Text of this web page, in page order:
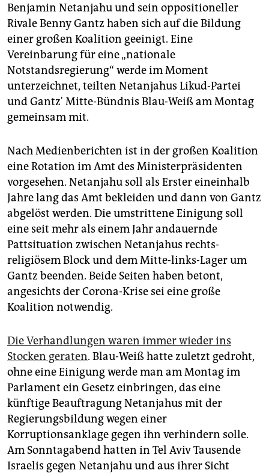
unterstützen
abo
genossenschaft
epaper login
Benjamin Netanjahu und sein oppositioneller
Rivale Benny Gantz haben sich auf die Bildung
einer großen Koalition geeinigt. Eine
Vereinbarung für eine „nationale
Notstandsregierung“ werde im Moment
unterzeichnet, teilten Netanjahus Likud-Partei
und Gantz' Mitte-Bündnis Blau-Weiß am Montag
gemeinsam mit.
Nach Medienberichten ist in der großen Koalition
eine Rotation im Amt des Ministerpräsidenten
vorgesehen. Netanjahu soll als Erster eineinhalb
Jahre lang das Amt bekleiden und dann von Gantz
abgelöst werden. Die umstrittene Einigung soll
eine seit mehr als einem Jahr andauernde
Pattsituation zwischen Netanjahus rechts-
religiösem Block und dem Mitte-links-Lager um
Gantz beenden. Beide Seiten haben betont,
angesichts der Corona-Krise sei eine große
Koalition notwendig.
Die Verhandlungen waren immer wieder ins
Stocken geraten. Blau-Weiß hatte zuletzt gedroht,
ohne eine Einigung werde man am Montag im
Parlament ein Gesetz einbringen, das eine
künftige Beauftragung Netanjahus mit der
Regierungsbildung wegen einer
Korruptionsanklage gegen ihn verhindern solle.
Am Sonntagabend hatten in Tel Aviv Tausende
Israelis gegen Netanjahu und aus ihrer Sicht